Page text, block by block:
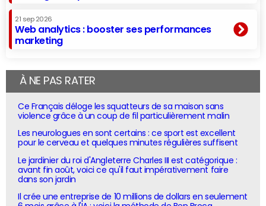
21 sep 2026
Web analytics : booster ses performances
marketing
À NE PAS RATER
Ce Français déloge les squatteurs de sa maison sans
violence grâce à un coup de fil particulièrement malin
Les neurologues en sont certains : ce sport est excellent
pour le cerveau et quelques minutes régulières suffisent
Le jardinier du roi d'Angleterre Charles III est catégorique :
avant fin août, voici ce qu'il faut impérativement faire
dans son jardin
Il crée une entreprise de 10 millions de dollars en seulement